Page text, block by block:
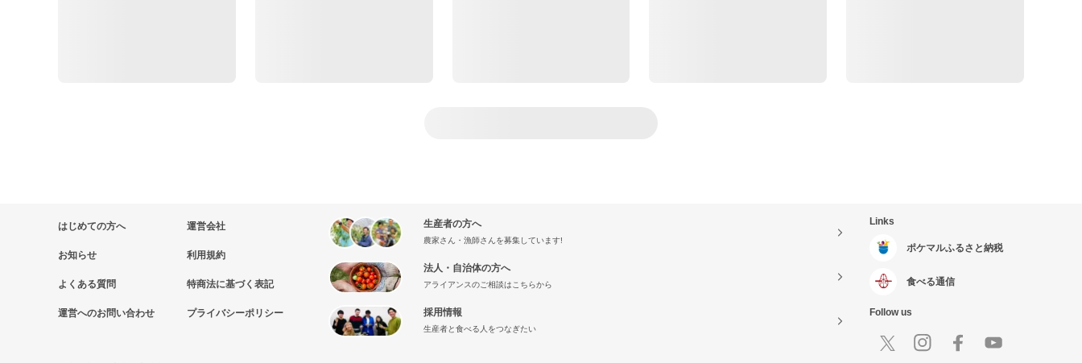
はじめての方へ
お知らせ
よくある質問
運営へのお問い合わせ
運営会社
利用規約
特商法に基づく表記
プライバシーポリシー
生産者の方へ
農家さん・漁師さんを募集しています!
法人・自治体の方へ
アライアンスのご相談はこちらから
採用情報
生産者と食べる人をつなぎたい
Links
ポケマルふるさと納税
食べる通信
Follow us